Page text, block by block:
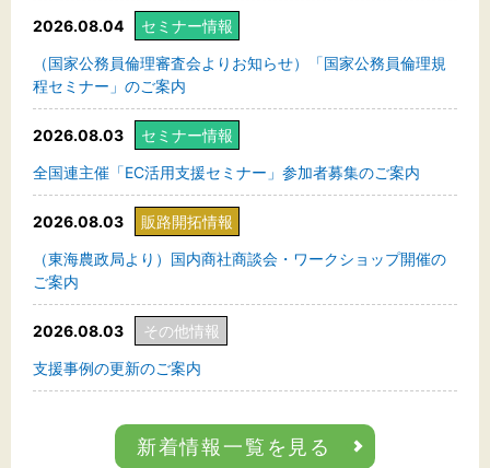
2026.08.04
セミナー情報
（国家公務員倫理審査会よりお知らせ）「国家公務員倫理規
程セミナー」のご案内
2026.08.03
セミナー情報
全国連主催「EC活用支援セミナー」参加者募集のご案内
2026.08.03
販路開拓情報
（東海農政局より）国内商社商談会・ワークショップ開催の
ご案内
2026.08.03
その他情報
支援事例の更新のご案内
新着情報一覧を見る